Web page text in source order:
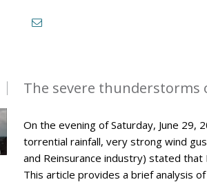
The severe thunderstorms
On the evening of Saturday, June
torrential rainfall, very strong wind
and Reinsurance industry) stated that
This article provides a brief analysis